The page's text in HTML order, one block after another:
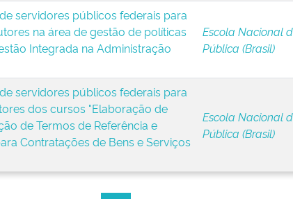
servidores públicos federais para
na área de gestão de políticas
Integrada na Administração
Escola Nacional
Pública (Brasil)
servidores públicos federais para
dos cursos "Elaboração de
de Termos de Referência e
Contratações de Bens e Serviços
Escola Nacional
Pública (Brasil)